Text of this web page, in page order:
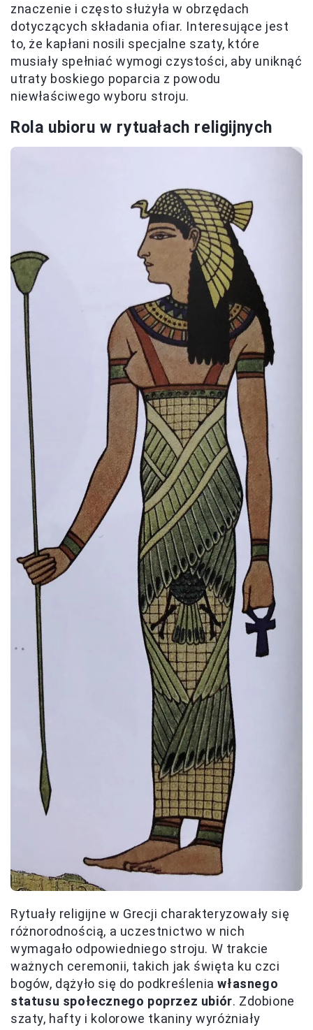
znaczenie i często służyła w obrzędach
dotyczących składania ofiar. Interesujące jest
to, że kapłani nosili specjalne szaty, które
musiały spełniać wymogi czystości, aby uniknąć
utraty boskiego poparcia z powodu
niewłaściwego wyboru stroju.
Rola ubioru w rytuałach religijnych
Rytuały religijne w Grecji charakteryzowały się
różnorodnością, a uczestnictwo w nich
wymagało odpowiedniego stroju. W trakcie
ważnych ceremonii, takich jak święta ku czci
bogów, dążyło się do podkreśleniawłasnego
statusu społecznego poprzez ubiór. Zdobione
szaty, hafty i kolorowe tkaniny wyróżniały